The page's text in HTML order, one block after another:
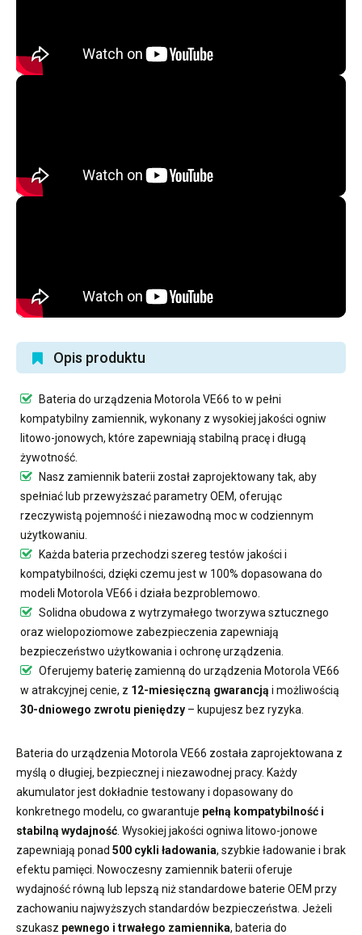
Opis produktu
Bateria do urządzenia Motorola VE66 to w pełni
kompatybilny zamiennik, wykonany z wysokiej jakości ogniw
litowo-jonowych, które zapewniają stabilną pracę i długą
żywotność.
Nasz zamiennik baterii został zaprojektowany tak, aby
spełniać lub przewyższać parametry OEM, oferując
rzeczywistą pojemność i niezawodną moc w codziennym
użytkowaniu.
Każda bateria przechodzi szereg testów jakości i
kompatybilności, dzięki czemu jest w 100% dopasowana do
modeli Motorola VE66 i działa bezproblemowo.
Solidna obudowa z wytrzymałego tworzywa sztucznego
oraz wielopoziomowe zabezpieczenia zapewniają
bezpieczeństwo użytkowania i ochronę urządzenia.
Oferujemybaterię zamienną do urządzenia Motorola VE66
w atrakcyjnej cenie, z 12-miesięczną gwarancją i możliwością
30-dniowego zwrotu pieniędzy – kupujesz bez ryzyka.
Bateria do urządzenia Motorola VE66 została zaprojektowana z
myślą o długiej, bezpiecznej i niezawodnej pracy. Każdy
akumulator jest dokładnie testowany i dopasowany do
konkretnego modelu, co gwarantuje pełną kompatybilność i
stabilną wydajność . Wysokiej jakości ogniwa litowo-jonowe
zapewniają ponad 500 cykli ładowania, szybkie ładowanie i brak
efektu pamięci. Nowoczesny zamiennik baterii oferuje
wydajność równą lub lepszą niż standardowe baterie OEM przy
zachowaniu najwyższych standardów bezpieczeństwa. Jeżeli
szukasz pewnego i trwałego zamiennika, bateria do